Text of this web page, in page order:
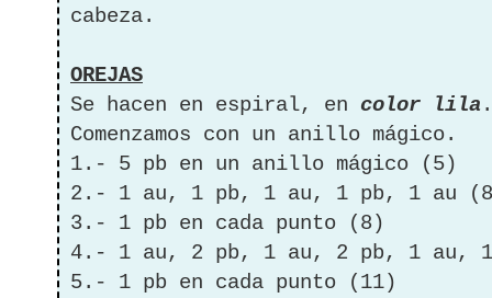
cabeza.
OREJAS
Se hacen en espiral, en color lila .
Comenzamos con un anillo mágico.
1.- 5 pb en un anillo mágico (5)
2.- 1 au, 1 pb, 1 au, 1 pb, 1 au
3.- 1 pb en cada punto (8)
4.- 1 au, 2 pb, 1 au, 2 pb, 1 au,
5.- 1 pb en cada punto (11)